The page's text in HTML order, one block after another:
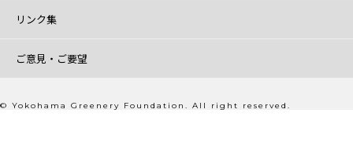
リンク集
ご意見・ご要望
© Yokohama Greenery Foundation. All right reserved.